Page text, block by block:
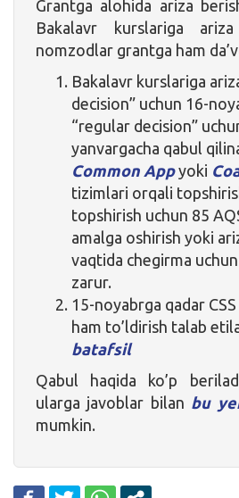
Grantga alohida ariza
Bakalavr kurslariga
nomzodlar grantga ham
Bakalavr kurslariga
decision” uchun 16-
“regular decision”
yanvargacha qabul
Common Appyoki
tizimlari orqali
topshirish uchun 85
amalga oshirish yoki
vaqtida chegirma
zarur.
15-noyabrga qadar
ham to’ldirish talab
batafsil
Qabul haqida ko’p
ularga javoblar bilan bu
mumkin.